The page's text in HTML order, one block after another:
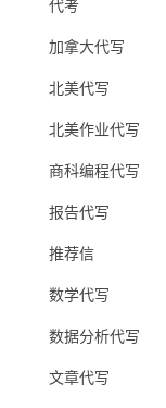
代考
加拿大代写
北美代写
北美作业代写
商科编程代写
报告代写
推荐信
数学代写
数据分析代写
文章代写